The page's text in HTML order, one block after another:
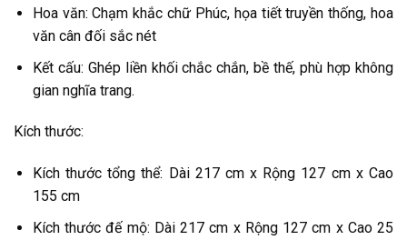
Hoa văn: Chạm khắc chữ Phúc, họa tiết truyền thống, hoa
văn cân đối sắc nét
Kết cấu: Ghép liền khối chắc chắn, bề thế, phù hợp không
gian nghĩa trang.
Kích thước:
Kích thước tổng thể: Dài 217 cm x Rộng 127 cm x Cao
155 cm
Kích thước đế mộ: Dài 217 cm x Rộng 127 cm x Cao 25